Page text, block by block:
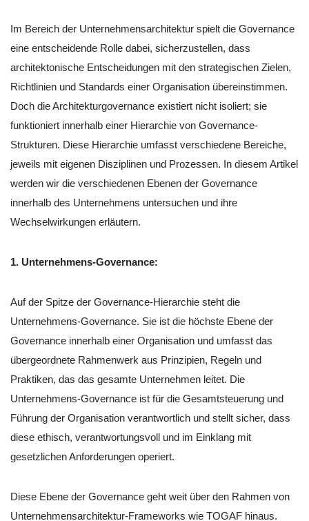
Im Bereich der Unternehmensarchitektur spielt die Governance
eine entscheidende Rolle dabei, sicherzustellen, dass
architektonische Entscheidungen mit den strategischen Zielen,
Richtlinien und Standards einer Organisation übereinstimmen.
Doch die Architekturgovernance existiert nicht isoliert; sie
funktioniert innerhalb einer Hierarchie von Governance-
Strukturen. Diese Hierarchie umfasst verschiedene Bereiche,
jeweils mit eigenen Disziplinen und Prozessen. In diesem Artikel
werden wir die verschiedenen Ebenen der Governance
innerhalb des Unternehmens untersuchen und ihre
Wechselwirkungen erläutern.
1. Unternehmens-Governance:
Auf der Spitze der Governance-Hierarchie steht die
Unternehmens-Governance. Sie ist die höchste Ebene der
Governance innerhalb einer Organisation und umfasst das
übergeordnete Rahmenwerk aus Prinzipien, Regeln und
Praktiken, das das gesamte Unternehmen leitet. Die
Unternehmens-Governance ist für die Gesamtsteuerung und
Führung der Organisation verantwortlich und stellt sicher, dass
diese ethisch, verantwortungsvoll und im Einklang mit
gesetzlichen Anforderungen operiert.
Diese Ebene der Governance geht weit über den Rahmen von
Unternehmensarchitektur-Frameworks wie TOGAF hinaus.